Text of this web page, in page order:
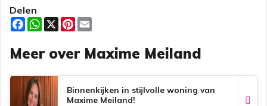
Delen
F
a
e
b
o
k
W
h
t
s
p
p
X
P
t
e
e
s
t
i
l
Meer over Maxime Meiland
Binnenkijken in stijlvolle woning van
Maxime Meiland!